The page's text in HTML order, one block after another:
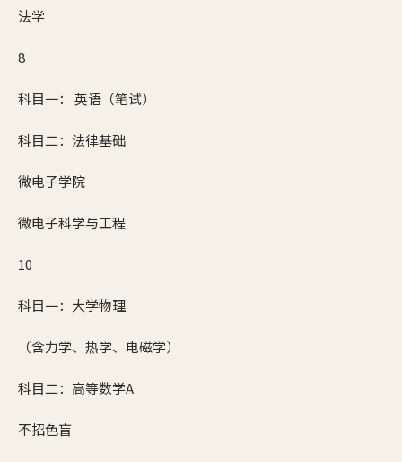
法学
8
科目一： 英语（笔试）
科目二：法律基础
微电子学院
微电子科学与工程
10
科目一：大学物理
（含力学、热学、电磁学）
科目二：高等数学A
不招色盲